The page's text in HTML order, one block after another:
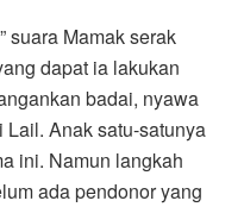
suara Mamak serak
dapat ia lakukan
badai, nyawa
Anak satu-satunya
ini. Namun langkah
ada pendonor yang